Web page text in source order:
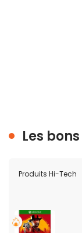
Les
Produits Hi-Tech